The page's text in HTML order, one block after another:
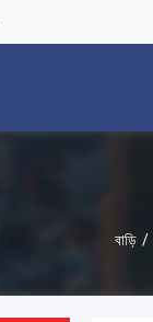
বাড়ি /